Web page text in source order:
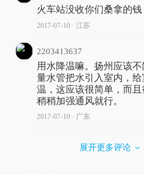
火车站没收你们桑拿的钱
2017-07-10∙ 江苏
2203413637
用水降温嘛。扬州应该
量水管把水引入室内，
温，这应该很简单，而
稍稍加强通风就行。
2017-07-10∙ 广东
展开更多评论